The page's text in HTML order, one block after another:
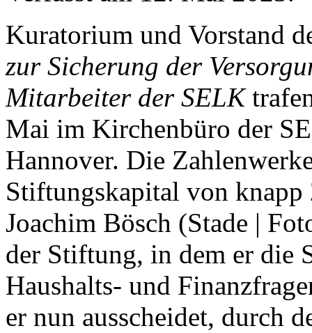
Kuratorium und Vorstand
zur Sicherung der
Mitarbeiter der SELK
Mai im Kirchenbüro der
Hannover. Die
Stiftungskapital von
Joachim Bösch (Stade |
der Stiftung, in dem er die
Haushalts- und
er nun ausscheidet, durch